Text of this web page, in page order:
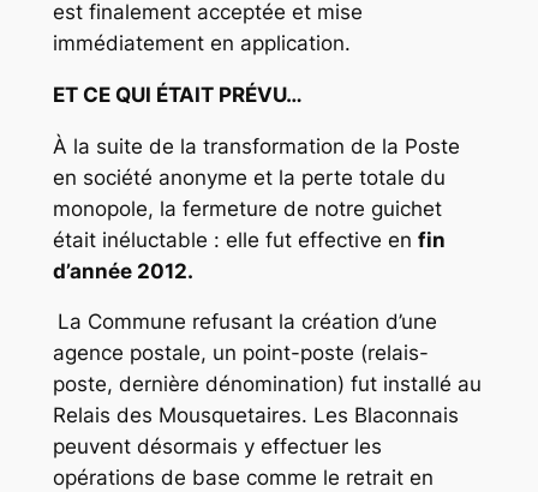
est finalement acceptée et mise
immédiatement en application.
ET CE QUI ÉTAIT PRÉVU…
À la suite de la transformation de la Poste
en société anonyme et la perte totale du
monopole, la fermeture de notre guichet
était inéluctable : elle fut effective en fin
d’année 2012.
La Commune refusant la création d’une
agence postale, un point-poste (relais-
poste, dernière dénomination) fut installé au
Relais des Mousquetaires. Les Blaconnais
peuvent désormais y effectuer les
opérations de base comme le retrait en